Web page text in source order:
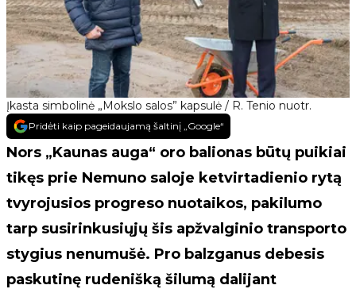
Įkasta simbolinė „Mokslo salos” kapsulė / R. Tenio nuotr.
Pridėti kaip pageidaujamą šaltinį „Google“
Nors „Kaunas auga“ oro balionas būtų puikiai
tikęs prie Nemuno saloje ketvirtadienio rytą
tvyrojusios progreso nuotaikos, pakilumo
tarp susirinkusiųjų šis apžvalginio transporto
stygius nenumušė. Pro balzganus debesis
paskutinę rudenišką šilumą dalijant